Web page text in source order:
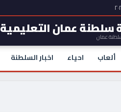
سلطنة عمان التعليمية
عمان
ألعاب احياء اخبار السلطنة